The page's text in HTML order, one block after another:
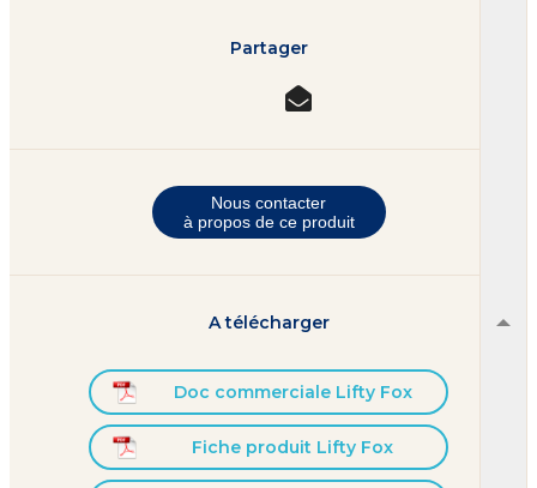
Partager
Nous contacter
à propos de ce produit
A télécharger
Doc commerciale Lifty Fox
Fiche produit Lifty Fox